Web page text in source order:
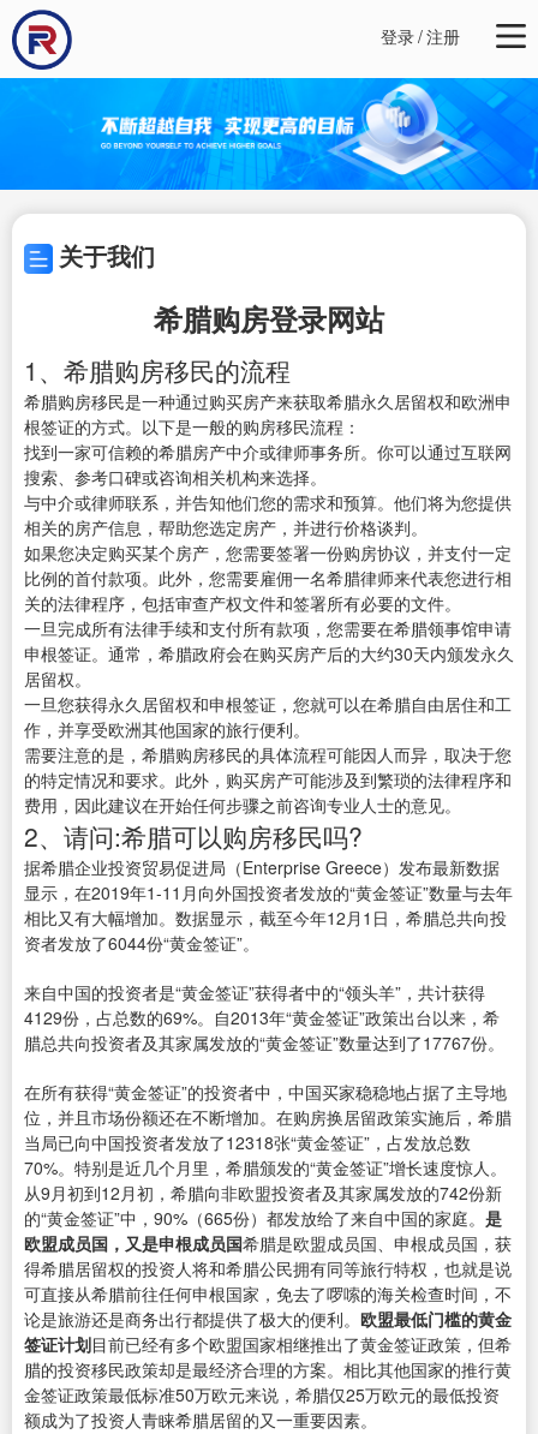
登录/注册
关于我们
希腊购房登录网站
1、希腊购房移民的流程
希腊购房移民是一种通过购买房产来获取希腊永久居留权和欧洲申
根签证的方式。以下是一般的购房移民流程：
找到一家可信赖的希腊房产中介或律师事务所。你可以通过互联网
搜索、参考口碑或咨询相关机构来选择。
与中介或律师联系，并告知他们您的需求和预算。他们将为您提供
相关的房产信息，帮助您选定房产，并进行价格谈判。
如果您决定购买某个房产，您需要签署一份购房协议，并支付一定
比例的首付款项。此外，您需要雇佣一名希腊律师来代表您进行相
关的法律程序，包括审查产权文件和签署所有必要的文件。
一旦完成所有法律手续和支付所有款项，您需要在希腊领事馆申请
申根签证。通常，希腊政府会在购买房产后的大约30天内颁发永久
居留权。
一旦您获得永久居留权和申根签证，您就可以在希腊自由居住和工
作，并享受欧洲其他国家的旅行便利。
需要注意的是，希腊购房移民的具体流程可能因人而异，取决于您
的特定情况和要求。此外，购买房产可能涉及到繁琐的法律程序和
费用，因此建议在开始任何步骤之前咨询专业人士的意见。
2、请问:希腊可以购房移民吗?
据希腊企业投资贸易促进局（Enterprise Greece）发布最新数据
显示，在2019年1-11月向外国投资者发放的“黄金签证”数量与去年
相比又有大幅增加。数据显示，截至今年12月1日，希腊总共向投
资者发放了6044份“黄金签证”。
来自中国的投资者是“黄金签证”获得者中的“领头羊”，共计获得
4129份，占总数的69%。自2013年“黄金签证”政策出台以来，希
腊总共向投资者及其家属发放的“黄金签证”数量达到了17767份。
在所有获得“黄金签证”的投资者中，中国买家稳稳地占据了主导地
位，并且市场份额还在不断增加。在购房换居留政策实施后，希腊
当局已向中国投资者发放了12318张“黄金签证”，占发放总数
70%。特别是近几个月里，希腊颁发的“黄金签证”增长速度惊人。
从9月初到12月初，希腊向非欧盟投资者及其家属发放的742份新
的“黄金签证”中，90%（665份）都发放给了来自中国的家庭。 是
欧盟成员国，又是申根成员国希腊是欧盟成员国、申根成员国，获
得希腊居留权的投资人将和希腊公民拥有同等旅行特权，也就是说
可直接从希腊前往任何申根国家，免去了啰嗦的海关检查时间，不
论是旅游还是商务出行都提供了极大的便利。 欧盟最低门槛的黄金
签证计划目前已经有多个欧盟国家相继推出了黄金签证政策，但希
腊的投资移民政策却是最经济合理的方案。相比其他国家的推行黄
金签证政策最低标准50万欧元来说，希腊仅25万欧元的最低投资
额成为了投资人青睐希腊居留的又一重要因素。